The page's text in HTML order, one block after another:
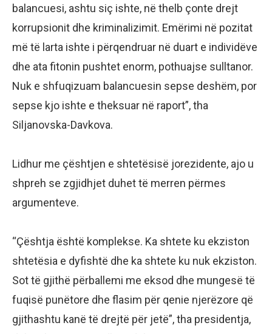
balancuesi, ashtu siç ishte, në thelb çonte drejt
korrupsionit dhe kriminalizimit. Emërimi në pozitat
më të larta ishte i përqendruar në duart e individëve
dhe ata fitonin pushtet enorm, pothuajse sulltanor.
Nuk e shfuqizuam balancuesin sepse deshëm, por
sepse kjo ishte e theksuar në raport”, tha
Siljanovska-Davkova.
Lidhur me çështjen e shtetësisë jorezidente, ajo u
shpreh se zgjidhjet duhet të merren përmes
argumenteve.
“Çështja është komplekse. Ka shtete ku ekziston
shtetësia e dyfishtë dhe ka shtete ku nuk ekziston.
Sot të gjithë përballemi me eksod dhe mungesë të
fuqisë punëtore dhe flasim për qenie njerëzore që
gjithashtu kanë të drejtë për jetë”, tha presidentja,